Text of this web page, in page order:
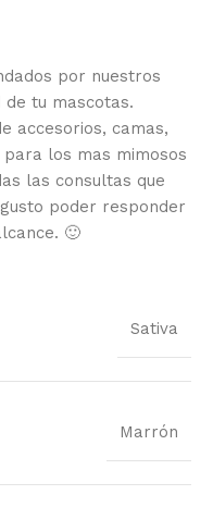
por nuestros
tu mascotas.
accesorios, camas,
los mas mimosos
las consultas que
poder responder
🙂
Sativa
Marrón